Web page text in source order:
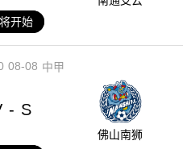
开始
08-08 中甲
- S
佛山南狮